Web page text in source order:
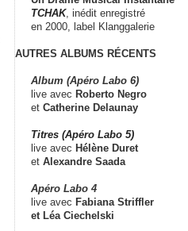
TCHAK, inédit enregistré
en 2000, label Klanggalerie
AUTRES ALBUMS RÉCENTS
Album (Apéro Labo 6)
live avec Roberto Negro
et Catherine Delaunay
Titres (Apéro Labo 5)
live avec Hélène Duret
et Alexandre Saada
Apéro Labo 4
live avec Fabiana Striffler
et Léa Ciechelski